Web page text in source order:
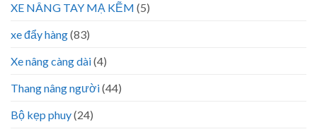
XE NÂNG TAY MẠ KẼM (5)
xe đẩy hàng(83)
Xe nâng càng dài(4)
Thang nâng người(44)
Bộ kẹp phuy(24)